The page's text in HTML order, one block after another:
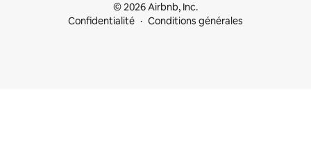
© 2026 Airbnb, Inc.
Confidentialité
Conditions générales